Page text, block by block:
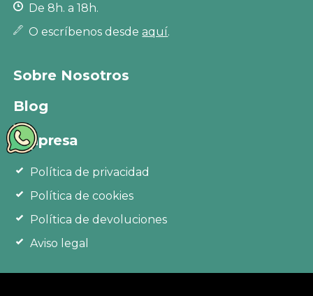
De 8h. a 18h.
O escríbenos desdeaquí.
Sobre Nosotros
Blog
Empresa
Política de privacidad
Política de cookies
Política de devoluciones
Aviso legal